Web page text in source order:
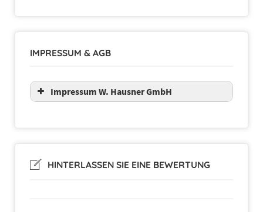
IMPRESSUM & AGB
Impressum W. Hausner GmbH
HINTERLASSEN SIE EINE BEWERTUNG